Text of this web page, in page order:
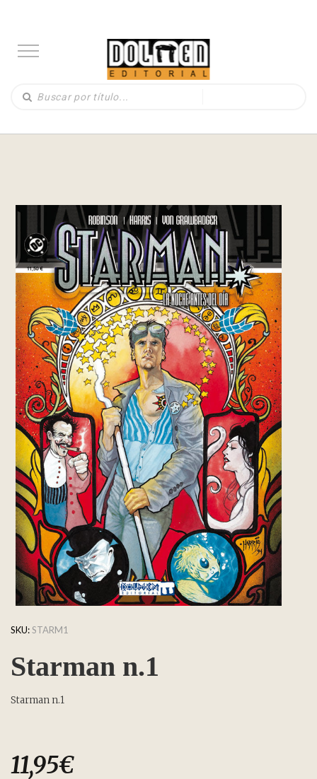
SKU:STARM1
Starman n.1
Starman n.1
11,95€